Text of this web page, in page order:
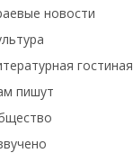
новости
гостиная
пишут